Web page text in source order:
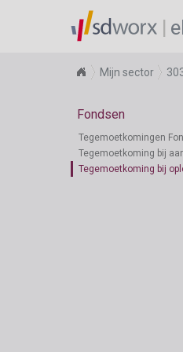
Mijn sector
Fondsen
Tegemoetkomingen
Tegemoetkoming bij
Tegemoetkoming bij